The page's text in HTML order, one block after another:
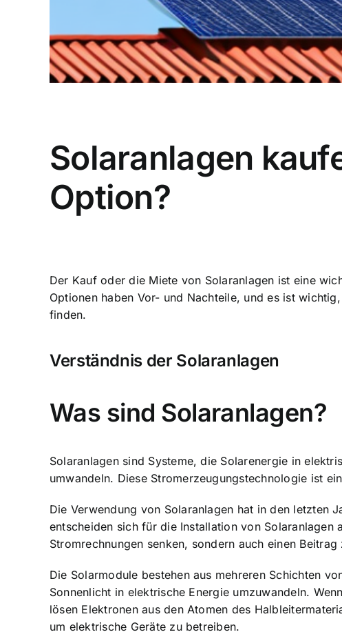
Solaranlagen
Option?
Der Kauf oder die Miete von Solaranlagen ist eine
Optionen haben Vor- und Nachteile, und es ist
finden.
Verständnis der Solaranlagen
Was sind Solaranlagen?
Solaranlagen sind Systeme, die Solarenergie in
umwandeln. Diese Stromerzeugungstechnologie ist
Die Verwendung von Solaranlagen hat in den letzten
entscheiden sich für die Installation von
Stromrechnungen senken, sondern auch einen
Die Solarmodule bestehen aus mehreren Schichten
Sonnenlicht in elektrische Energie umzuwandeln.
lösen Elektronen aus den Atomen des
um elektrische Geräte zu betreiben.